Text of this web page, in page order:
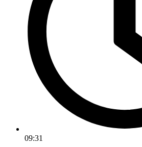
09:31